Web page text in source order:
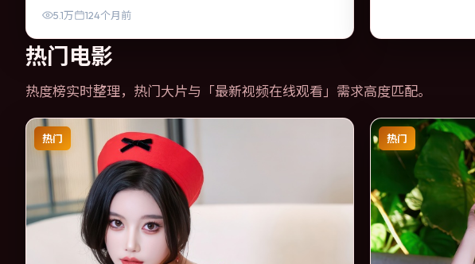
清晰，适合喜欢强情节与细腻表演的观众。
5.1万 124个月前
热门电影
热度榜实时整理，热门大片与「最新视频在线观看 」需求高度匹配。
热门 热门